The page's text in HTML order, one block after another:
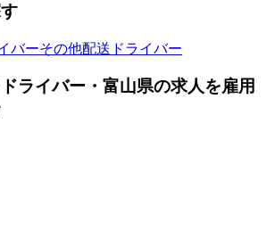
バーその他配送ドライバー
ライバー・富山県の求人を雇用